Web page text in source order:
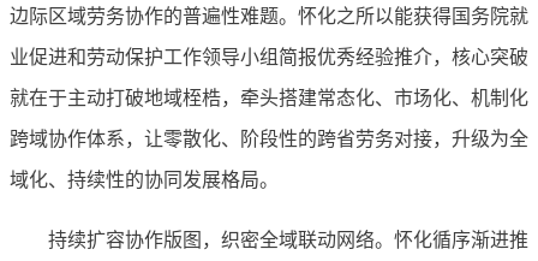
边际区域劳务协作的普遍性难题。怀化之所以能获得国务院就
业促进和劳动保护工作领导小组简报优秀经验推介，核心突破
就在于主动打破地域桎梏，牵头搭建常态化、市场化、机制化
跨域协作体系，让零散化、阶段性的跨省劳务对接，升级为全
域化、持续性的协同发展格局。
持续扩容协作版图，织密全域联动网络。怀化循序渐进推